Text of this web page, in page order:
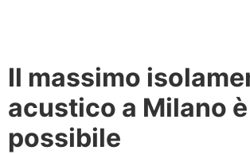
Il massimo
acustico a Milano è
possibile